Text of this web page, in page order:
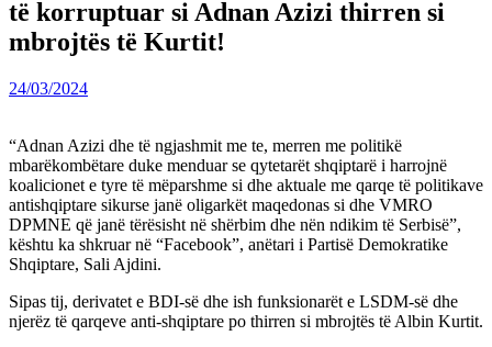
të korruptuar si Adnan Azizi thirren si
mbrojtës të Kurtit!
24/03/2024
“Adnan Azizi dhe të ngjashmit me te, merren me politikë
mbarëkombëtare duke menduar se qytetarët shqiptarë i harrojnë
koalicionet e tyre të mëparshme si dhe aktuale me qarqe të politikave
antishqiptare sikurse janë oligarkët maqedonas si dhe VMRO
DPMNE që janë tërësisht në shërbim dhe nën ndikim të Serbisë”,
kështu ka shkruar në “Facebook”, anëtari i Partisë Demokratike
Shqiptare, Sali Ajdini.
Sipas tij, derivatet e BDI-së dhe ish funksionarët e LSDM-së dhe
njerëz të qarqeve anti-shqiptare po thirren si mbrojtës të Albin Kurtit.